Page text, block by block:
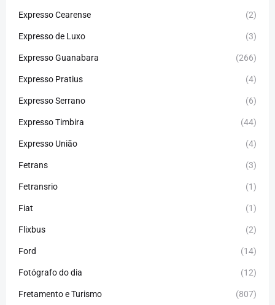
Expresso Cearense (2)
Expresso de Luxo (3)
Expresso Guanabara (266)
Expresso Pratius (4)
Expresso Serrano (6)
Expresso Timbira (44)
Expresso União (4)
Fetrans (3)
Fetransrio (1)
Fiat (1)
Flixbus (2)
Ford (14)
Fotógrafo do dia (12)
Fretamento e Turismo (807)